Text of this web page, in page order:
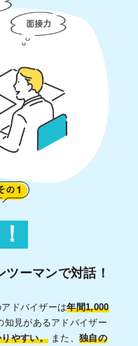
ーマンで対話！
ドバイザーは年間1,000
知見があるアドバイザー
やすい。また、独自の